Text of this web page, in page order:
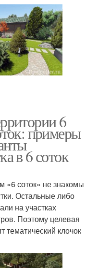
6
примеры
в 6 соток
«6 соток» не знакомы
Остальные либо
на участках
Поэтому целевая
тематический клочок